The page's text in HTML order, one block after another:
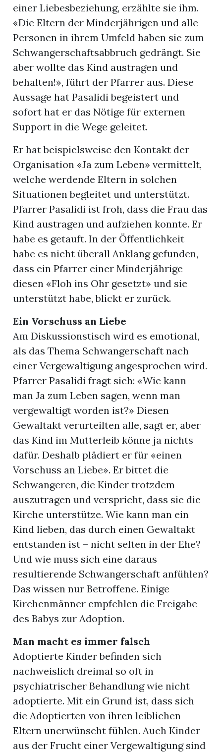
einer Liebesbeziehung, erzählte sie ihm.
«Die Eltern der Minderjährigen und alle
Personen in ihrem Umfeld haben sie zum
Schwangerschaftsabbruch gedrängt. Sie
aber wollte das Kind austragen und
behalten!», führt der Pfarrer aus. Diese
Aussage hat Pasalidi begeistert und
sofort hat er das Nötige für externen
Support in die Wege geleitet.
Er hat beispielsweise den Kontakt der
Organisation «Ja zum Leben» vermittelt,
welche werdende Eltern in solchen
Situationen begleitet und unterstützt.
Pfarrer Pasalidi ist froh, dass die Frau das
Kind austragen und aufziehen konnte. Er
habe es getauft. In der Öffentlichkeit
habe es nicht überall Anklang gefunden,
dass ein Pfarrer einer Minderjährige
diesen «Floh ins Ohr gesetzt» und sie
unterstützt habe, blickt er zurück.
Ein Vorschuss an Liebe
Am Diskussionstisch wird es emotional,
als das Thema Schwangerschaft nach
einer Vergewaltigung angesprochen wird.
Pfarrer Pasalidi fragt sich: «Wie kann
man Ja zum Leben sagen, wenn man
vergewaltigt worden ist?» Diesen
Gewaltakt verurteilten alle, sagt er, aber
das Kind im Mutterleib könne ja nichts
dafür. Deshalb plädiert er für «einen
Vorschuss an Liebe». Er bittet die
Schwangeren, die Kinder trotzdem
auszutragen und verspricht, dass sie die
Kirche unterstütze. Wie kann man ein
Kind lieben, das durch einen Gewaltakt
entstanden ist – nicht selten in der Ehe?
Und wie muss sich eine daraus
resultierende Schwangerschaft anfühlen?
Das wissen nur Betroffene. Einige
Kirchenmänner empfehlen die Freigabe
des Babys zur Adoption.
Man macht es immer falsch
Adoptierte Kinder befinden sich
nachweislich dreimal so oft in
psychiatrischer Behandlung wie nicht
adoptierte. Mit ein Grund ist, dass sich
die Adoptierten von ihren leiblichen
Eltern unerwünscht fühlen. Auch Kinder
aus der Frucht einer Vergewaltigung sind